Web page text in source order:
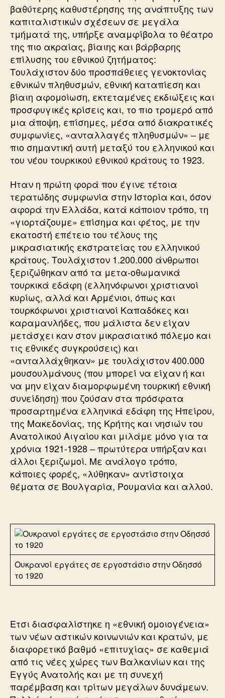
βαθύτερης καθυστέρησης της ανάπτυξης των
καπιταλιστικών σχέσεων σε μεγάλα
τμήματά της, υπήρξε αναμφίβολα το θέατρο
της πιο ακραίας, βίαιης και βάρβαρης
επίλυσης του εθνικού ζητήματος:
Τουλάχιστον δύο προσπάθειες γενοκτονίας
εθνικών πληθυσμών, εθνική καταπίεση και
βίαιη αφομοίωση, εκτεταμένες εκδιώξεις και
προσφυγικές κρίσεις και, το πιο τρομερό από
μια άποψη, επίσημες, μέσα από διακρατικές
συμφωνίες, «ανταλλαγές πληθυσμών» – με
πιο σημαντική αυτή μεταξύ του ελληνικού και
του νέου τουρκικού εθνικού κράτους το 1923.
Ηταν η πρώτη φορά που έγινε τέτοια
τερατώδης συμφωνία στην Ιστορία και, όσον
αφορά την Ελλάδα, κατά κάποιον τρόπο, τη
«γιορτάζουμε» επίσημα και φέτος, με την
εκατοστή επέτειο του τέλους της
μικρασιατικής εκστρατείας του ελληνικού
κράτους. Τουλάχιστον 1.200.000 άνθρωποι
ξεριζώθηκαν από τα μετα-οθωμανικά
τουρκικά εδάφη (ελληνόφωνοι χριστιανοί
κυρίως, αλλά και Αρμένιοι, όπως και
τουρκόφωνοι χριστιανοί Καπαδόκες και
καραμανλήδες, που μάλιστα δεν είχαν
μετάσχει καν στον μικρασιατικό πόλεμο και
τις εθνικές συγκρούσεις) και
«ανταλλάχθηκαν» με τουλάχιστον 400.000
μουσουλμάνους (που μπορεί να είχαν ή και
να μην είχαν διαμορφωμένη τουρκική εθνική
συνείδηση) που ζούσαν στα πρόσφατα
προσαρτημένα ελληνικά εδάφη της Ηπείρου,
της Μακεδονίας, της Κρήτης και νησιών του
Ανατολικού Αιγαίου και μιλάμε μόνο για τα
χρόνια 1921-1928 – πρωτύτερα υπήρξαν και
άλλοι ξεριζωμοί. Με ανάλογο τρόπο,
κάποιες φορές, «λύθηκαν» αντίστοιχα
θέματα σε Βουλγαρία, Ρουμανία και αλλού.
Ουκρανοί εργάτες σε εργοστάσιο στην Οδησσό
το 1920
Ετσι διασφαλίστηκε η «εθνική ομοιογένεια»
των νέων αστικών κοινωνιών και κρατών, με
διαφορετικό βαθμό «επιτυχίας» σε καθεμιά
από τις νέες χώρες των Βαλκανίων και της
Εγγύς Ανατολής και με τη συνεχή
παρέμβαση και τρίτων μεγάλων δυνάμεων.